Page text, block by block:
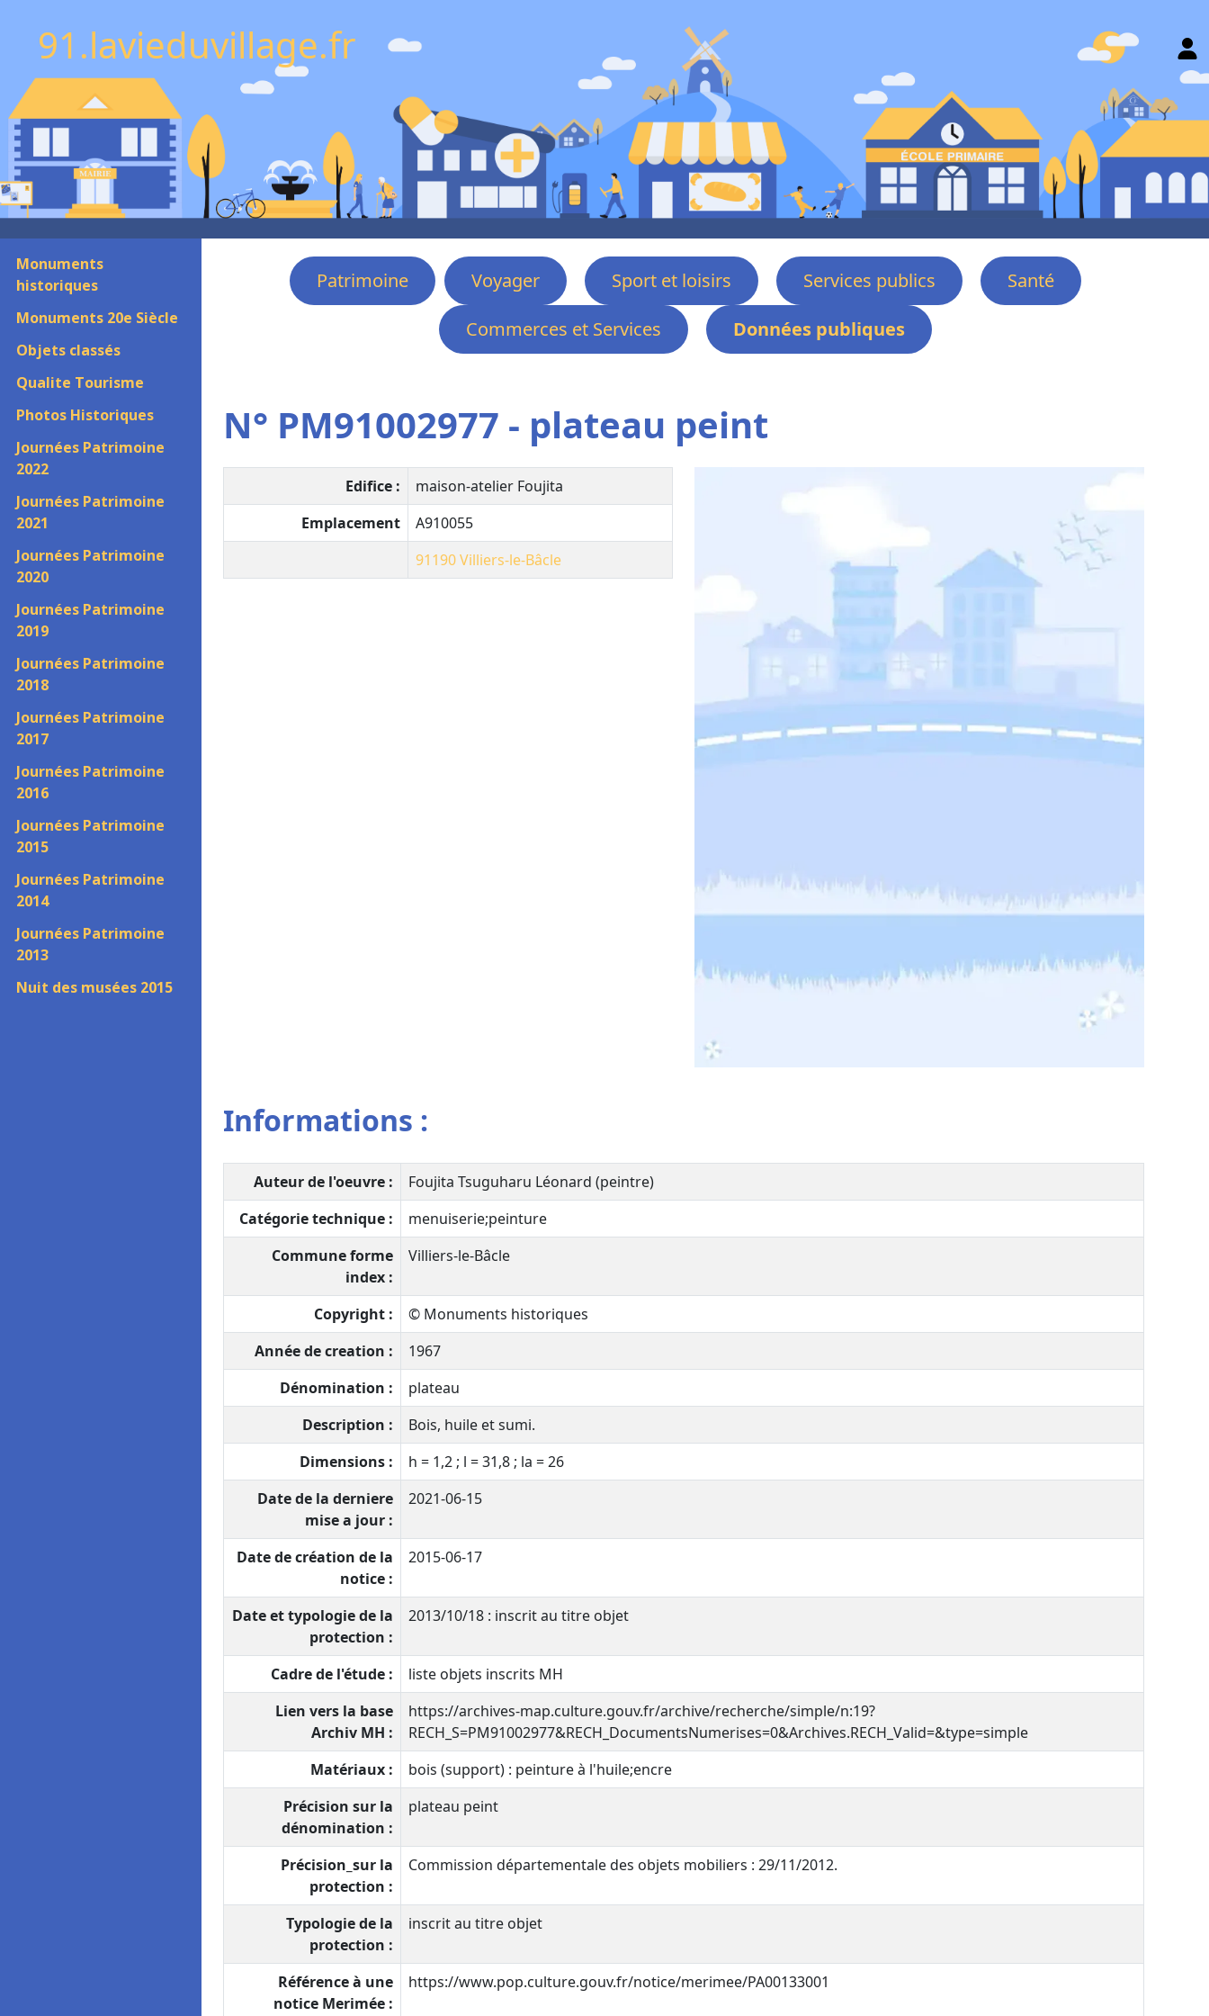
91.lavieduvillage.fr
Monuments
historiques
Monuments 20e Siècle
Objets classés
Qualite Tourisme
Photos Historiques
Journées Patrimoine
2022
Journées Patrimoine
2021
Journées Patrimoine
2020
Journées Patrimoine
2019
Journées Patrimoine
2018
Journées Patrimoine
2017
Journées Patrimoine
2016
Journées Patrimoine
2015
Journées Patrimoine
2014
Journées Patrimoine
2013
Nuit des musées 2015
Patrimoine Voyager Sport et loisirs Services publics
Santé
Commerces et Services
Données publiques
N° PM91002977 - plateau peint
Edifice :
maison-atelier Foujita
Emplacement
A910055
91190Villiers-le-Bâcle
Informations :
Auteur de l'oeuvre :
Foujita Tsuguharu Léonard (peintre)
Catégorie technique :
menuiserie;peinture
Commune forme
index :
Villiers-le-Bâcle
Copyright :
© Monuments historiques
Année de creation :
1967
Dénomination :
plateau
Description :
Bois, huile et sumi.
Dimensions :
h = 1,2 ; l = 31,8 ; la = 26
Date de la derniere
mise a jour :
2021-06-15
Date de création de la
notice :
2015-06-17
Date et typologie de la
protection :
2013/10/18 : inscrit au titre objet
Cadre de l'étude :
liste objets inscrits MH
Lien vers la base
Archiv MH :
https://archives-map.culture.gouv.fr/archive/recherche/simple/n:19?
RECH_S=PM91002977&RECH_DocumentsNumerises=0&Archives.RECH_Valid=&type=simple
Matériaux :
bois (support) : peinture à l'huile;encre
Précision sur la
dénomination :
plateau peint
Précision_sur la
protection :
Commission départementale des objets mobiliers : 29/11/2012.
Typologie de la
protection :
inscrit au titre objet
Référence à une
notice Merimée :
https://www.pop.culture.gouv.fr/notice/merimee/PA00133001